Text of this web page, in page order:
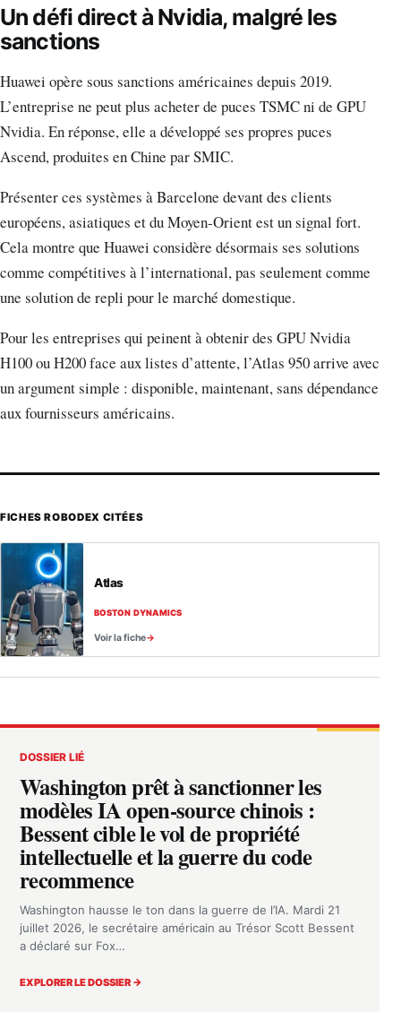
Un défi direct à Nvidia, malgré les
sanctions
Huawei opère sous sanctions américaines depuis 2019.
L’entreprise ne peut plus acheter de puces TSMC ni de GPU
Nvidia. En réponse, elle a développé ses propres puces
Ascend, produites en Chine par SMIC.
Présenter ces systèmes à Barcelone devant des clients
européens, asiatiques et du Moyen-Orient est un signal fort.
Cela montre que Huawei considère désormais ses solutions
comme compétitives à l’international, pas seulement comme
une solution de repli pour le marché domestique.
Pour les entreprises qui peinent à obtenir des GPU Nvidia
H100 ou H200 face aux listes d’attente, l’Atlas 950 arrive avec
un argument simple : disponible, maintenant, sans dépendance
aux fournisseurs américains.
FICHES ROBODEX CITÉES
Atlas
BOSTON DYNAMICS
Voir la fiche
DOSSIER LIÉ
Washington prêt à sanctionner les
modèles IA open-source chinois :
Bessent cible le vol de propriété
intellectuelle et la guerre du code
recommence
Washington hausse le ton dans la guerre de l’IA. Mardi 21
juillet 2026, le secrétaire américain au Trésor Scott Bessent
a déclaré sur Fox…
EXPLORER LE DOSSIER →